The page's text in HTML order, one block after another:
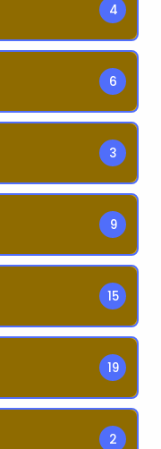
4
6
3
9
15
19
2